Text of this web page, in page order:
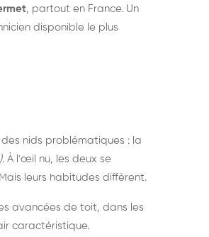
, partout en France. Un
disponible le plus
nids problématiques : la
. À l'œil nu, les deux se
leurs habitudes diffèrent.
avancées de toit, dans les
caractéristique.